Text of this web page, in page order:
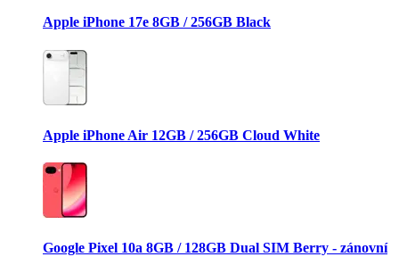
Apple iPhone 17e 8GB / 256GB Black
Apple iPhone Air 12GB / 256GB Cloud White
Google Pixel 10a 8GB / 128GB Dual SIM Berry - zánovní